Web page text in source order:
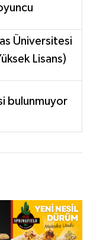
Üniversitesi
Lisans)
bulunmuyor